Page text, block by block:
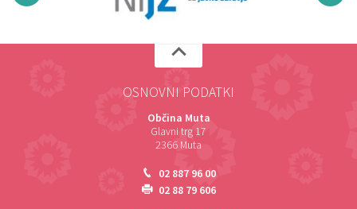
OSNOVNI PODATKI
Občina Muta
Glavni trg 17
2366 Muta
02 887 96 00
02 88 79 606